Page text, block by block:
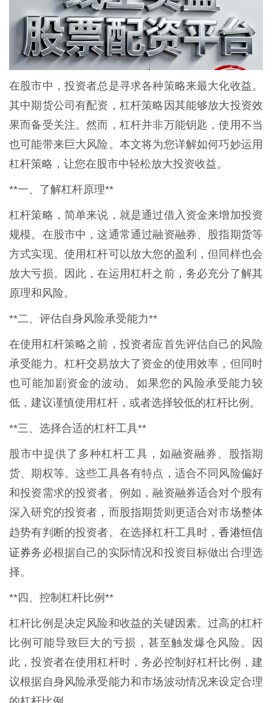
在股市中，投资者总是寻求各种策略来最大化收益。
其中期货公司有配资，杠杆策略因其能够放大投资效
果而备受关注。然而，杠杆并非万能钥匙，使用不当
也可能带来巨大风险。本文将为您详解如何巧妙运用
杠杆策略，让您在股市中轻松放大投资收益。
**一、了解杠杆原理**
杠杆策略，简单来说，就是通过借入资金来增加投资
规模。在股市中，这通常通过融资融券、股指期货等
方式实现。使用杠杆可以放大您的盈利，但同样也会
放大亏损。因此，在运用杠杆之前，务必充分了解其
原理和风险。
**二、评估自身风险承受能力**
在使用杠杆策略之前，投资者应首先评估自己的风险
承受能力。杠杆交易放大了资金的使用效率，但同时
也可能加剧资金的波动。如果您的风险承受能力较
低，建议谨慎使用杠杆，或者选择较低的杠杆比例。
**三、选择合适的杠杆工具**
股市中提供了多种杠杆工具，如融资融券、股指期
货、期权等。这些工具各有特点，适合不同风险偏好
和投资需求的投资者。例如，融资融券适合对个股有
深入研究的投资者，而股指期货则更适合对市场整体
趋势有判断的投资者。在选择杠杆工具时，香港恒信
证券务必根据自己的实际情况和投资目标做出合理选
择。
**四、控制杠杆比例**
杠杆比例是决定风险和收益的关键因素。过高的杠杆
比例可能导致巨大的亏损，甚至触发爆仓风险。因
此，投资者在使用杠杆时，务必控制好杠杆比例，建
议根据自身风险承受能力和市场波动情况来设定合理